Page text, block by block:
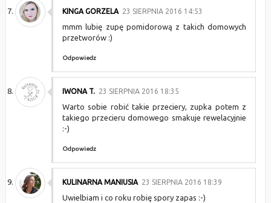
KINGA GORZELA 23 SIERPNIA 2016 14:53
mmm lubię zupę pomidorową z takich domowych
przetworów :)
Odpowiedz
IWONA T. 23 SIERPNIA 2016 18:35
Warto sobie robić takie przeciery, zupka potem z
takiego przecieru domowego smakuje rewelacyjnie
:-)
Odpowiedz
KULINARNA MANIUSIA 23 SIERPNIA 2016 18:39
Uwielbiam i co roku robię spory zapas :-)